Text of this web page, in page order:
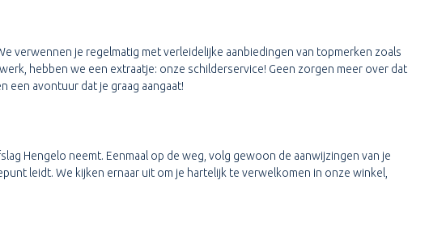
verwennen je regelmatig met verleidelijke aanbiedingen van topmerken zoals
hebben we een extraatje: onze schilderservice! Geen zorgen meer over dat
een avontuur dat je graag aangaat!
Hengelo neemt. Eenmaal op de weg, volg gewoon de aanwijzingen van je
leidt. We kijken ernaar uit om je hartelijk te verwelkomen in onze winkel,